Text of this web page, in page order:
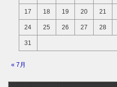
17 18 19 20 21
24 25 26 27 28
31
« 7月